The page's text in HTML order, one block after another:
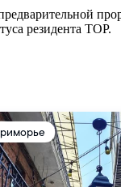
резидента ТОР.